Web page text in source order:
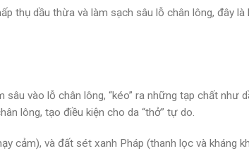
thụ dầu thừa và làm sạch sâu lỗ chân lông, đây là
vào lỗ chân lông, “kéo” ra những tạp chất như
lông, tạo điều kiện cho da “thở” tự do.
cảm), và đất sét xanh Pháp (thanh lọc và kháng